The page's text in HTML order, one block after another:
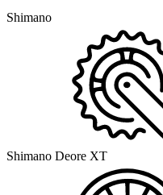
Shimano
Shimano Deore XT